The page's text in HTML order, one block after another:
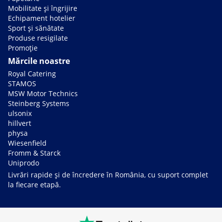
Mobilitate și îngrijire
Echipament hotelier
Sport și sănătate
Produse resigilate
Promoție
Mărcile noastre
Royal Catering
STAMOS
MSW Motor Technics
Steinberg Systems
ulsonix
hillvert
physa
Wiesenfield
Fromm & Starck
Uniprodo
Livrări rapide și de încredere în România, cu suport complet
la fiecare etapă.